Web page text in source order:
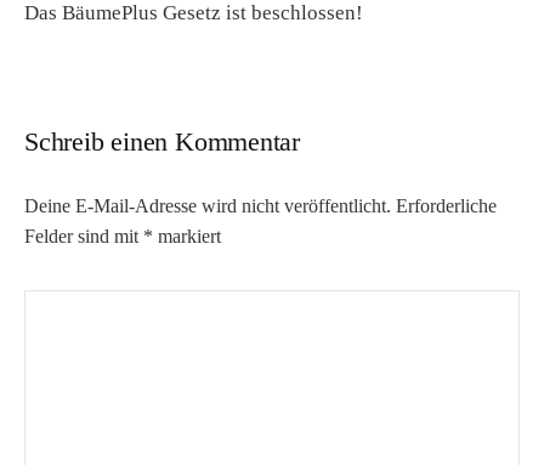
Das BäumePlus Gesetz ist beschlossen!
Schreib einen Kommentar
Deine E-Mail-Adresse wird nicht veröffentlicht. Erforderliche
Felder sind mit * markiert